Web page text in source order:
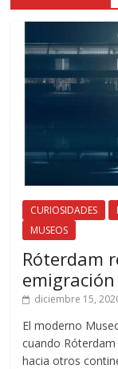
CURIOSIDADES
MUSEOS
Róterdam
diciembre 15,
El moderno
cuando
hacia otros